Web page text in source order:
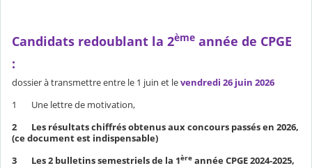
Candidats redoublant la 2ème année de CPGE
:
dossier à transmettre entre le 1 juin et levendredi 26 juin 2026
1 Une lettre de motivation,
2 Les résultats chiffrés obtenus aux concours passés en 2026,
(ce document est indispensable)
3 Les 2 bulletins semestriels de la 1ère année CPGE 2024-2025,